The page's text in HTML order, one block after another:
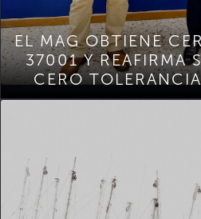
EL MAG OBTIENE
37001 Y REAFIRMA
CERO